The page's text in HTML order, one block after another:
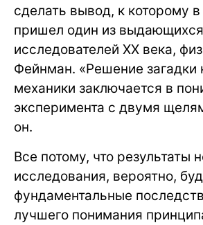
сделать вывод, к которому
пришел один из выдающихся
исследователей ХХ века,
Фейнман. «Решение загадки
механики заключается в
эксперимента с двумя
он.
Все потому, что результаты
исследования, вероятно,
фундаментальные
лучшего понимания